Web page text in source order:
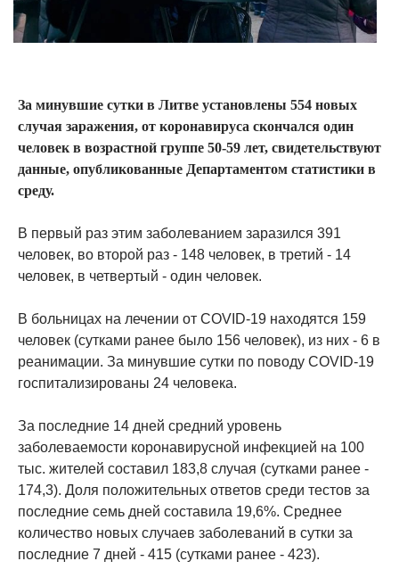
За минувшие сутки в Литве установлены 554 новых
случая заражения, от коронавируса скончался один
человек в возрастной группе 50-59 лет, свидетельствуют
данные, опубликованные Департаментом статистики в
среду.
В первый раз этим заболеванием заразился 391
человек, во второй раз - 148 человек, в третий - 14
человек, в четвертый - один человек.
В больницах на лечении от COVID-19 находятся 159
человек (сутками ранее было 156 человек), из них - 6 в
реанимации. За минувшие сутки по поводу COVID-19
госпитализированы 24 человека.
За последние 14 дней средний уровень
заболеваемости коронавирусной инфекцией на 100
тыс. жителей составил 183,8 случая (сутками ранее -
174,3). Доля положительных ответов среди тестов за
последние семь дней составила 19,6%. Среднее
количество новых случаев заболеваний в сутки за
последние 7 дней - 415 (сутками ранее - 423).